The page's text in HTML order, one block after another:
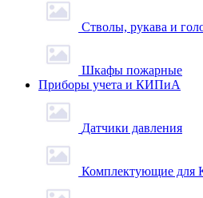
Стволы, рукава и
Шкафы пожарные
Приборы учета и КИПиА
Датчики давления
Комплектующие